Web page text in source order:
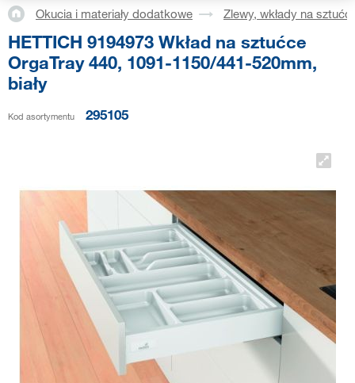
Okucia i materiały dodatkowe Zlewy, wkłady na
HETTICH 9194973 Wkład na sztućce
OrgaTray 440, 1091-1150/441-520mm,
biały
Kod asortymentu 295105